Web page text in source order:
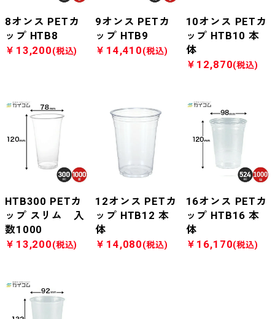
8オンス PETカ
ップ HTB8
￥13,200(税込)
9オンス PETカ
ップ HTB9
￥14,410(税込)
10オンス PETカ
ップ HTB10 本
体
￥12,870(税込)
HTB300 PETカ
ップ スリム 入
数1000
￥13,200(税込)
12オンス PETカ
ップ HTB12 本
体
￥14,080(税込)
16オンス PETカ
ップ HTB16 本
体
￥16,170(税込)